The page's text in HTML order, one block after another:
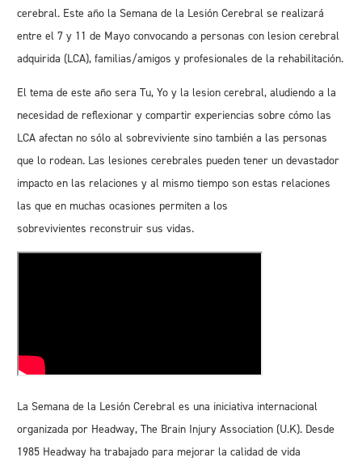
cerebral. Este año la Semana de la Lesión Cerebral se realizará
entre el 7 y 11 de Mayo convocando a personas con lesion cerebral
adquirida (LCA), familias/amigos y profesionales de la rehabilitación.
El tema de este año sera Tu, Yo y la lesion cerebral, aludiendo a la
necesidad de reflexionar y compartir experiencias sobre cómo las
LCA afectan no sólo al sobreviviente sino también a las personas
que lo rodean. Las lesiones cerebrales pueden tener un devastador
impacto en las relaciones y al mismo tiempo son estas relaciones
las que en muchas ocasiones permiten a los
sobrevivientes reconstruir sus vidas.
La Semana de la Lesión Cerebral es una iniciativa internacional
organizada por Headway, The Brain Injury Association (U.K). Desde
1985 Headway ha trabajado para mejorar la calidad de vida